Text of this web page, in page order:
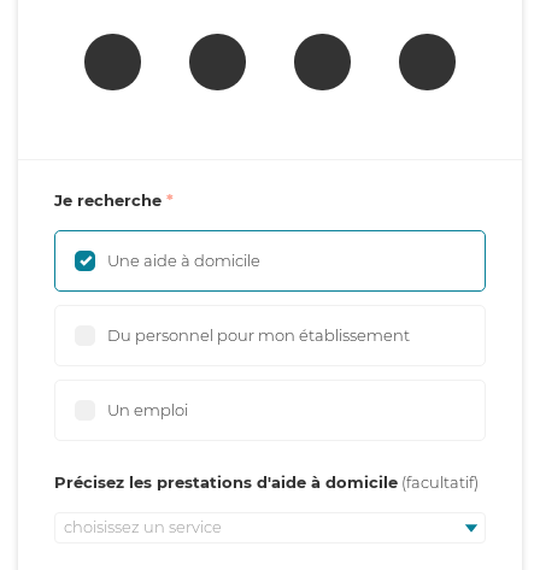
Je recherche
Une aide à domicile
Du personnel pour mon établissement
Un emploi
Précisez les prestations d'aide à domicile
choisissez un service